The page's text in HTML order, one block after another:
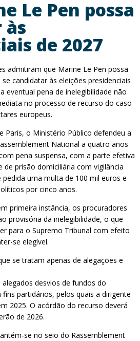
Le Pen possa
às
de 2027
admitiram que Marine Le Pen possa
candidatar às eleições presidenciais
eventual pena de inelegibilidade não
no processo de recurso do caso
europeus.
Paris, o Ministério Público defendeu a
National a quatro anos
pena suspensa, com a parte efetiva
de prisão domiciliária com vigilância
uma multa de 100 mil euros e
por cinco anos.
primeira instância, os procuradores
provisória da inelegibilidade, o que
para o Supremo Tribunal com efeito
se elegível.
se tratam apenas de alegações e
desvios de fundos do
partidários, pelos quais a dirigente
2025. O acórdão do recurso deverá
de 2026.
se no seio do Rassemblement